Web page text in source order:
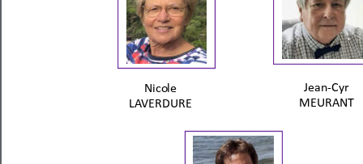
Nicole
LAVERDURE
Jean-Cyr
MEURANT